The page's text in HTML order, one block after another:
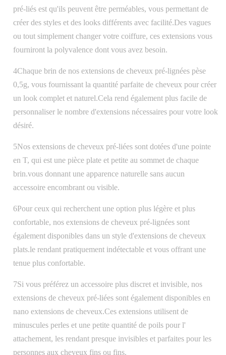
pré-liés est qu'ils peuvent être perméables, vous permettant de
créer des styles et des looks différents avec facilité.Des vagues
ou tout simplement changer votre coiffure, ces extensions vous
fourniront la polyvalence dont vous avez besoin.
4Chaque brin de nos extensions de cheveux pré-lignées pèse
0,5g, vous fournissant la quantité parfaite de cheveux pour créer
un look complet et naturel.Cela rend également plus facile de
personnaliser le nombre d'extensions nécessaires pour votre look
désiré.
5Nos extensions de cheveux pré-liées sont dotées d'une pointe
en T, qui est une pièce plate et petite au sommet de chaque
brin.vous donnant une apparence naturelle sans aucun
accessoire encombrant ou visible.
6Pour ceux qui recherchent une option plus légère et plus
confortable, nos extensions de cheveux pré-lignées sont
également disponibles dans un style d'extensions de cheveux
plats.le rendant pratiquement indétectable et vous offrant une
tenue plus confortable.
7Si vous préférez un accessoire plus discret et invisible, nos
extensions de cheveux pré-liées sont également disponibles en
nano extensions de cheveux.Ces extensions utilisent de
minuscules perles et une petite quantité de poils pour l'
attachement, les rendant presque invisibles et parfaites pour les
personnes aux cheveux fins ou fins.